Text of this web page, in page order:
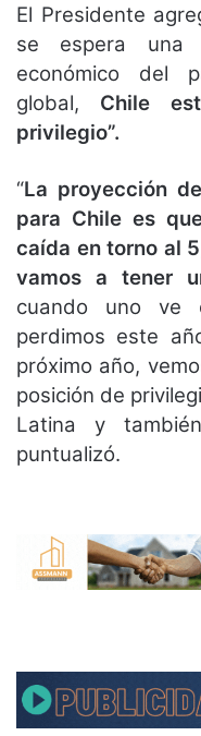
El Presidente
se espera una
económico del
global, Chile
privilegio”.
“La proyección
para Chile es
caída en torno al
vamos a tener
cuando uno ve
perdimos este
próximo año,
posición de
Latina y
puntualizó.